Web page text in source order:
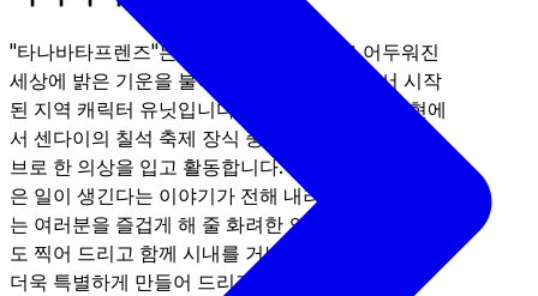
"타나바타프렌즈"는 코로나19 팬데믹으로 어두워진
세상에 밝은 기운을 불어넣고자 하는 바람에서 시작
된 지역 캐릭터 유닛입니다. 저희는 주로 미야기현에
서 센다이의 칠석 축제 장식 중 하나인 칠석을 모티
브로 한 의상을 입고 활동합니다. 저희를 만나면 좋
은 일이 생긴다는 이야기가 전해 내려오는데요. 저희
는 여러분을 즐겁게 해 줄 화려한 의상을 입고 사진
도 찍어 드리고 함께 시내를 거닐며 센다이 여행을
더욱 특별하게 만들어 드리겠습니다.